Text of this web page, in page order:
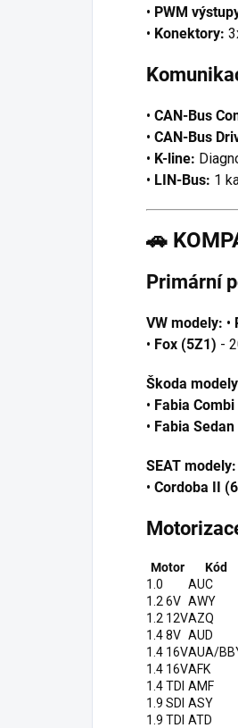
• PWM
• Konektory:
• CAN-Bus
• CAN-Bus
• K-line:
• LIN-Bus: 1
🚗
Primární
VW modely: •
• Fox (5Z1) -
Škoda
• Fabia
• Fabia
SEAT modely:
• Cordoba II
Motor Kód
1.0
AUC
1.2 6V AWY
1.2 12VAZQ
1.4 8V AUD
1.4 16VAUA/
1.4 16VAFK
1.4 TDI AMF
1.9 SDI ASY
1.9 TDI ATD